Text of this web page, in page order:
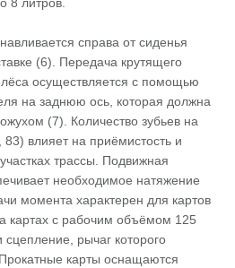
справа от сиденья
(6). Передача крутящего
осуществляется с помощью
на заднюю ось, которая должна
(7). Количество зубьев на
влияет на приёмистость и
трассы. Подвижная
необходимое натяжение
момента характерен для картов
картах с рабочим объёмом 125
рычаг которого
карты оснащаются